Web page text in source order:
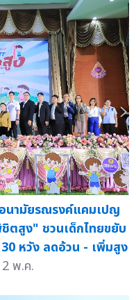
นามัยรณรงค์แคมเปญ
สูง" ชวนเด็กไทยขยับ
หวัง ลดอ้วน - เพิ่มสูง
พ.ค.